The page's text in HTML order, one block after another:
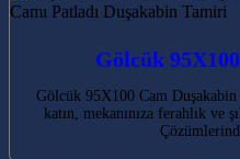
Gölcük
Gölcük 95X100 Cam
katın, mekanınıza ferahlık ve